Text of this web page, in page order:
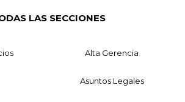
LAS SECCIONES
Alta Gerencia
Asuntos Legales